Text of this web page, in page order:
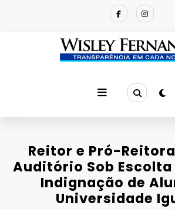
Reitor e Pró-
Auditório Sob Escolta
Indignação de
Universidade